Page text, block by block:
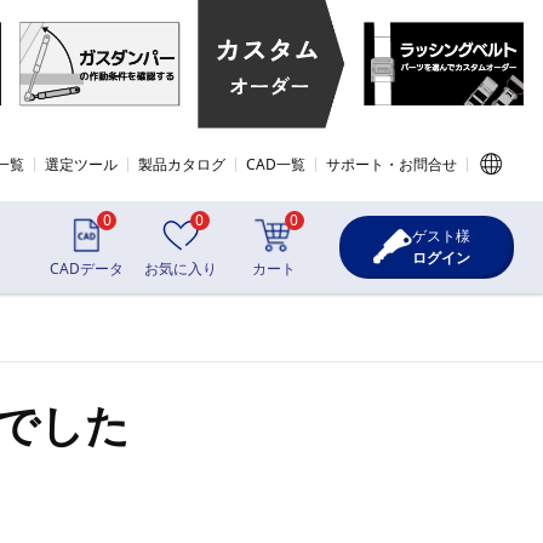
覧 選定ツール 製品カタログ CAD一覧 サポート・お問合せ
0
CADデータ
0
お気に入り
0
カート
ゲスト様
ログイン
した